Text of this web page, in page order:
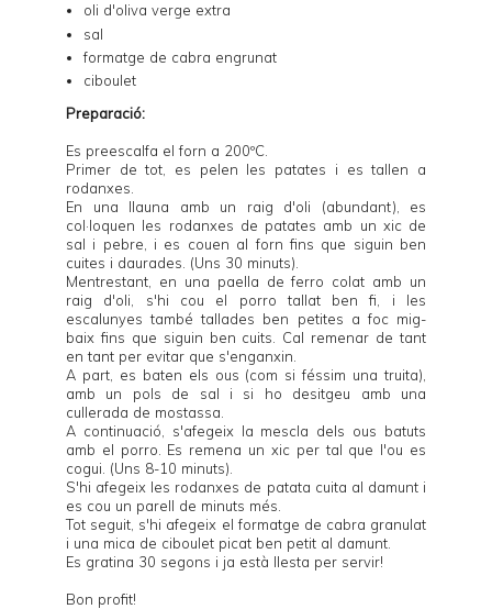
oli d'oliva verge extra
sal
formatge de cabra engrunat
ciboulet
Preparació:
Es preescalfa el forn a 200ºC.
Primer de tot, es pelen les patates i es tallen a
rodanxes.
En una llauna amb un raig d'oli (abundant), es
col·loquen les rodanxes de patates amb un xic de
sal i pebre, i es couen al forn fins que siguin ben
cuites i daurades. (Uns 30 minuts).
Mentrestant, en una paella de ferro colat amb un
raig d'oli, s'hi cou el porro tallat ben fi, i les
escalunyes també tallades ben petites a foc mig-
baix fins que siguin ben cuits. Cal remenar de tant
en tant per evitar que s'enganxin.
A part, es baten els ous (com si féssim una truita),
amb un pols de sal i si ho desitgeu amb una
cullerada de mostassa.
A continuació, s'afegeix la mescla dels ous batuts
amb el porro. Es remena un xic per tal que l'ou es
cogui. (Uns 8-10 minuts).
S'hi afegeix les rodanxes de patata cuita al damunt i
es cou un parell de minuts més.
Tot seguit, s'hi afegeix el formatge de cabra granulat
i una mica de ciboulet picat ben petit al damunt.
Es gratina 30 segons i ja està llesta per servir!
Bon profit!